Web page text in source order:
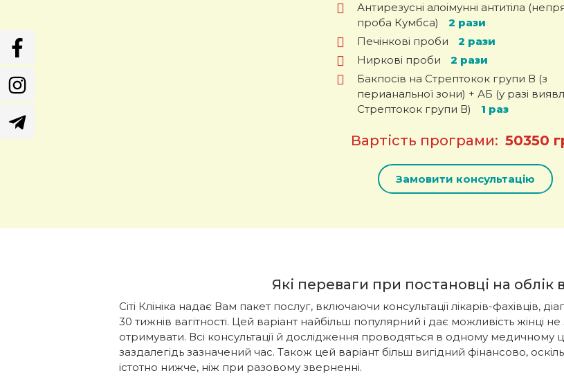
Антирезусні алоімунні антитіла
проба Кумбса)
2 рази
Печінкові проби
2 рази
Ниркові проби
2 рази
Бакпосів на Стрептокок групи В (з
перианальної зони) + АБ (у разі
Стрептокок групи В)
1 раз
Вартість програми: 50350
Замовити консультацію
Які переваги при постановці на облік в
Сіті Клініка надає Вам пакет послуг, включаючи консультації лікарів-фахівців,
30 тижнів вагітності. Цей варіант найбільш популярний і дає можливість жінці
отримувати. Всі консультації й дослідження проводяться в одному медичному
заздалегідь зазначений час. Також цей варіант більш вигідний фінансово,
істотно нижче, ніж при разовому зверненні.